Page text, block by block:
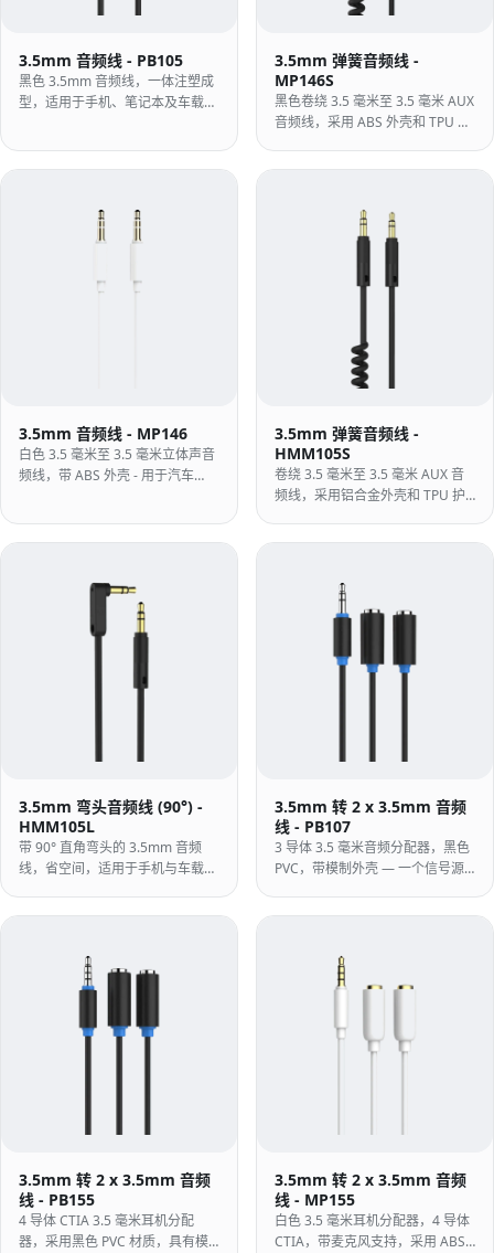
3.5mm 音频线 - PB105
黑色 3.5mm 音频线，一体注塑成
型，适用于手机、笔记本及车载
3.5mm 弹簧音频线 -
MP146S
黑色卷绕 3.5 毫米至 3.5 毫米 AUX
音频线，采用 ABS 外壳和 TPU 护
质、体积庞大的弹簧引线。
3.5mm 音频线 - MP146
白色 3.5 毫米至 3.5 毫米立体声音
频线，带 ABS 外壳 - 用于汽车
构。
3.5mm 弹簧音频线 -
HMM105S
卷绕 3.5 毫米至 3.5 毫米 AUX 音
频线，采用铝合金外壳和 TPU 护
日常插拔使用。
3.5mm 弯头音频线 (90°) -
HMM105L
带 90° 直角弯头的 3.5mm 音频
线，省空间，适用于手机与车载
3.5mm 转 2 x 3.5mm 音频
线 - PB107
3 导体 3.5 毫米音频分配器，黑色
PVC，带模制外壳 — 一个信号源
频，无麦克风通道。
3.5mm 转 2 x 3.5mm 音频
线 - PB155
4 导体 CTIA 3.5 毫米耳机分配
器，采用黑色 PVC 材质，具有模
3.5mm 转 2 x 3.5mm 音频
线 - MP155
白色 3.5 毫米耳机分配器，4 导体
CTIA，带麦克风支持，采用 ABS